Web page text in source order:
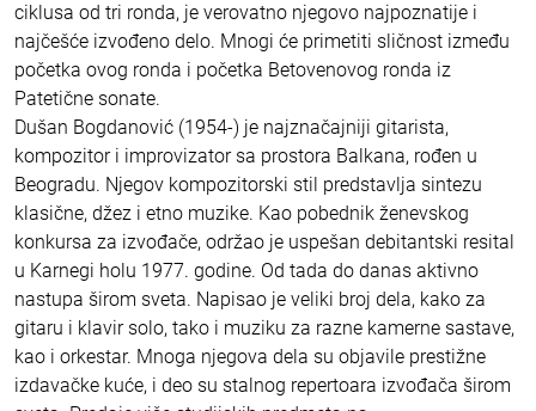
ciklusa od tri ronda, je verovatno njegovo najpoznatije i
najčešće izvođeno delo. Mnogi će primetiti sličnost između
početka ovog ronda i početka Betovenovog ronda iz
Patetične sonate.
Dušan Bogdanović (1954-) je najznačajniji gitarista,
kompozitor i improvizator sa prostora Balkana, rođen u
Beogradu. Njegov kompozitorski stil predstavlja sintezu
klasične, džez i etno muzike. Kao pobednik ženevskog
konkursa za izvođače, održao je uspešan debitantski resital
u Karnegi holu 1977. godine. Od tada do danas aktivno
nastupa širom sveta. Napisao je veliki broj dela, kako za
gitaru i klavir solo, tako i muziku za razne kamerne sastave,
kao i orkestar. Mnoga njegova dela su objavile prestižne
izdavačke kuće, i deo su stalnog repertoara izvođača širom